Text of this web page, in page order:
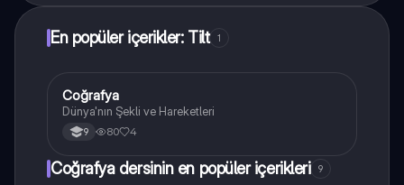
En popüler içerikler: Tilt 1
Coğrafya
Coğrafya
Dünya'nın Şekli ve Hareketleri
9 80 4
Coğrafya dersinin en popüler içerikleri 9